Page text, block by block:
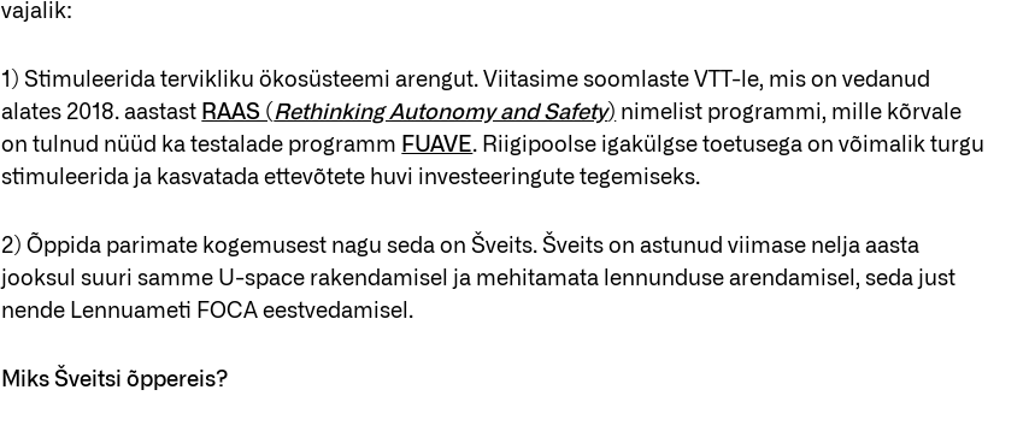
vajalik:
1) Stimuleerida tervikliku ökosüsteemi arengut. Viitasime soomlaste VTT-le, mis on vedanud
alates 2018. aastast RAAS (Rethinking Autonomy and Safety) nimelist programmi, mille kõrvale
on tulnud nüüd ka testalade programm FUAVE. Riigipoolse igakülgse toetusega on võimalik turgu
stimuleerida ja kasvatada ettevõtete huvi investeeringute tegemiseks.
2) Õppida parimate kogemusest nagu seda on Šveits. Šveits on astunud viimase nelja aasta
jooksul suuri samme U-space rakendamisel ja mehitamata lennunduse arendamisel, seda just
nende Lennuameti FOCA eestvedamisel.
Miks Šveitsi õppereis?